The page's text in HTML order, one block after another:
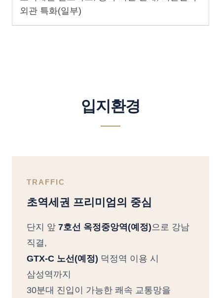
외관 특화(일부)
입지환경
TRAFFIC
초역세권 프리미엄의 중심
단지 앞 7호선 옥정중앙역(예정)으로 강남
직결,
GTX-C 노선(예정) 덕정역 이용 시
삼성역까지
30분대 진입이 가능한 쾌속 교통망을